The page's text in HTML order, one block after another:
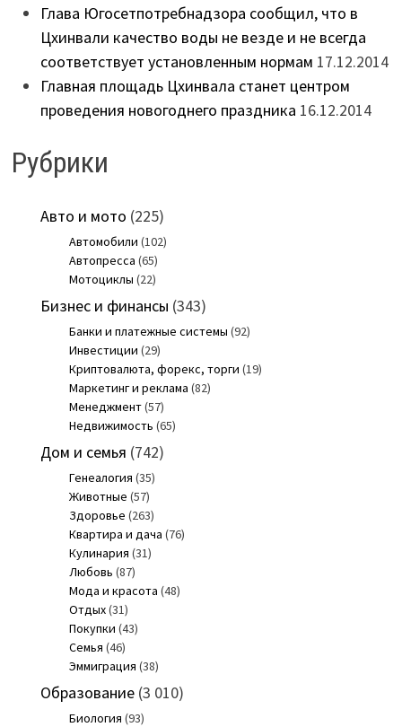
Глава Югосетпотребнадзора сообщил, что в
Цхинвали качество воды не везде и не всегда
соответствует установленным нормам 17.12.2014
Главная площадь Цхинвала станет центром
проведения новогоднего праздника 16.12.2014
Рубрики
Авто и мото (225)
Автомобили (102)
Автопресса (65)
Мотоциклы (22)
Бизнес и финансы (343)
Банки и платежные системы (92)
Инвестиции (29)
Криптовалюта, форекс, торги (19)
Маркетинг и реклама (82)
Менеджмент(57)
Недвижимость (65)
Дом и семья (742)
Генеалогия (35)
Животные (57)
Здоровье (263)
Квартира и дача (76)
Кулинария (31)
Любовь (87)
Мода и красота (48)
Отдых(31)
Покупки (43)
Семья (46)
Эммиграция (38)
Образование(3 010)
Биология (93)